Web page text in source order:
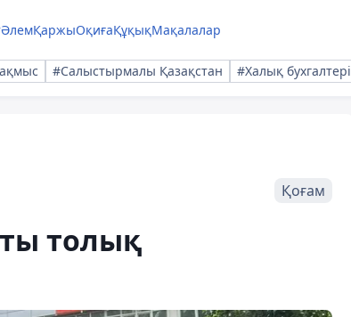
ӘлемҚаржыОқиғаҚұқықМақалалар
#Салыстырмалы Қазақстан #Халық бухгалтері
Қоғам
толық